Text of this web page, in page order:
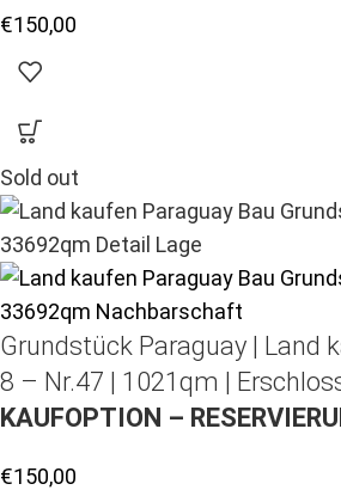
€150,00
Sold out
Grundstück Paraguay | Land
8 – Nr.47 | 1021qm |
KAUFOPTION –
€150,00